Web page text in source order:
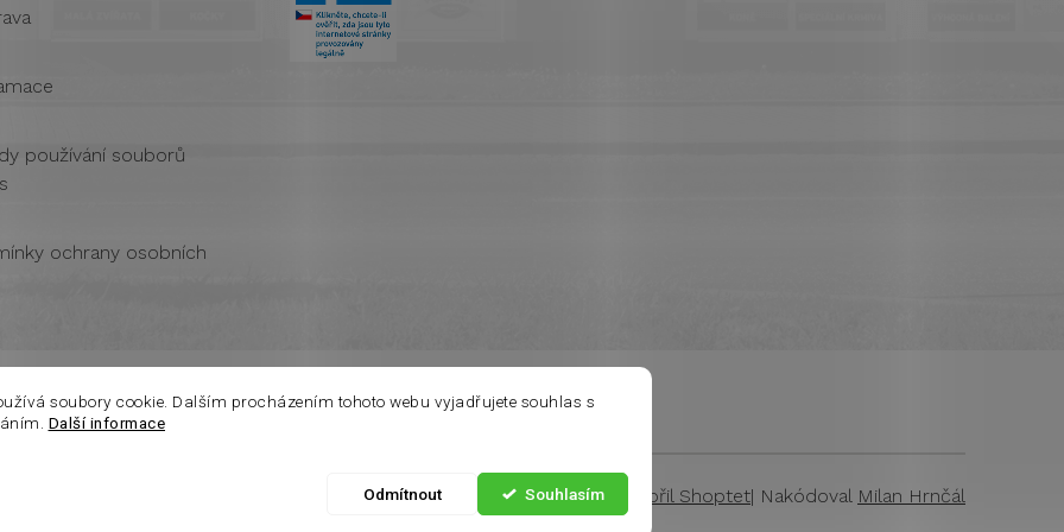
soubory cookie. Dalším procházením tohoto webu vyjadřujete souhlas s
Další informace
Odmítnout Souhlasím
používání souborů
ochrany osobních
Vytvořil Shoptet| Nakódoval Milan Hrnčál